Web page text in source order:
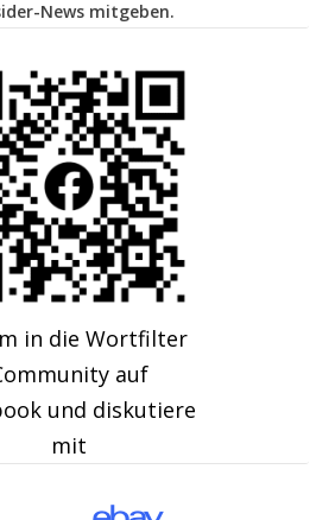
News mitgeben.
in die Wortfilter
auf
und diskutiere
mit